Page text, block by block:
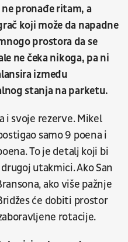
pronađe ritam, a
koji može da napadne
prostora da se
ne čeka nikoga, pa ni
između
stanja na parketu.
i svoje rezerve. Mikel
samo 9 poena i
To je detalj koji bi
utakmici. Ako San
ako više pažnje
će dobiti prostor
rotacije.